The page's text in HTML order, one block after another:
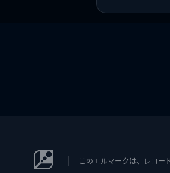
このエルマークは、レコー